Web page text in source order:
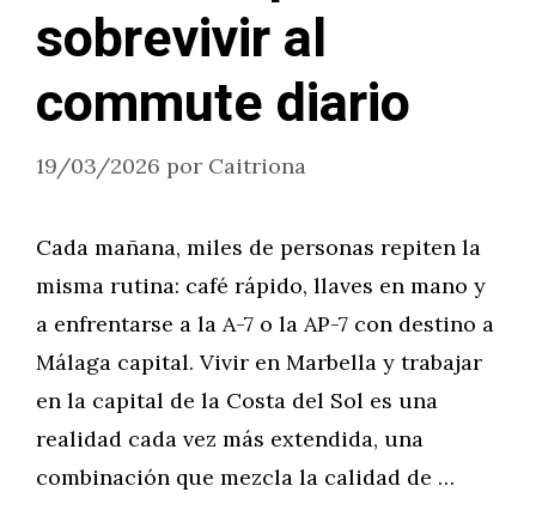
sobrevivir al
commute diario
19/03/2026 por Caitriona
Cada mañana, miles de personas repiten la
misma rutina: café rápido, llaves en mano y
a enfrentarse a la A-7 o la AP-7 con destino a
Málaga capital. Vivir en Marbella y trabajar
en la capital de la Costa del Sol es una
realidad cada vez más extendida, una
combinación que mezcla la calidad de …